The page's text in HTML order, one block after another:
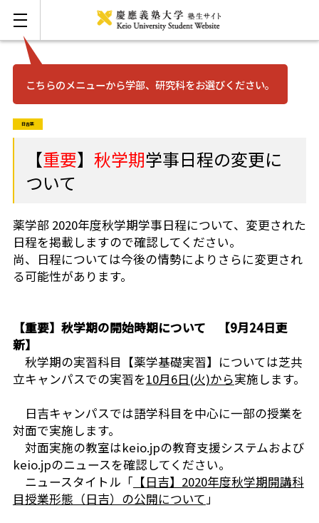
こちらのメニューから学部、研究科をお選びください。
お問い合わせ English
三田
日吉
湘南藤沢
矢上
芝共立
日吉薬
【重要】 秋学期学事日程の変更に
ついて
薬学部 2020年度秋学期学事日程について、変更された
日程を掲載しますので確認してください。
尚、日程については今後の情勢によりさらに変更され
る可能性があります。
【重要】秋学期の開始時期について 【9月24日更
新】
秋学期の実習科目【薬学基礎実習】については芝共
立キャンパスでの実習を10月6日(火)から実施します。
日吉キャンパスでは語学科目を中心に一部の授業を
対面で実施します。
対面実施の教室はkeio.jpの教育支援システムおよび
keio.jpのニュースを確認してください。
ニュースタイトル「【日吉】2020年度秋学期開講科
目授業形態（日吉）の公開について 」